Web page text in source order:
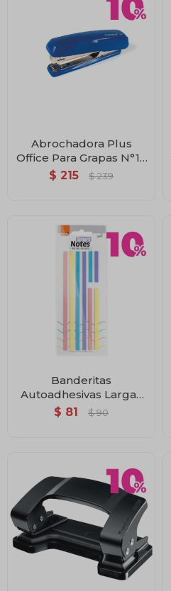
Abrochadora Plus
Office Para Grapas N°10
Color Azul Blister
$ 215 $ 239
Banderitas
Autoadhesivas Largas
Translucidas Brw
$ 81 $ 90